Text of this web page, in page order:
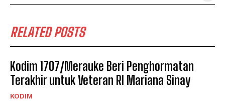
RELATED POSTS
Kodim 1707/Merauke Beri Penghormatan
Terakhir untuk Veteran RI Mariana Sinay
KODIM